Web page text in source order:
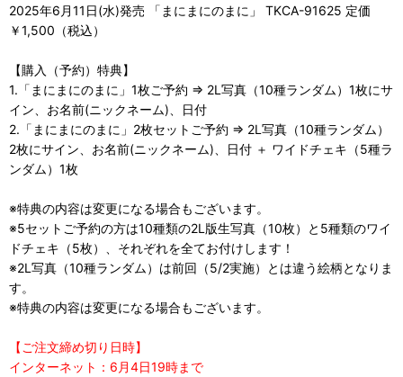
2025年6月11日(水)発売 「まにまにのまに」 TKCA-91625 定価
￥1,500（税込）
【購入（予約）特典】
1.「まにまにのまに」1枚ご予約 ⇒ 2L写真（10種ランダム）1枚にサ
イン、お名前(ニックネーム)、日付
2.「まにまにのまに」2枚セットご予約 ⇒ 2L写真（10種ランダム）
2枚にサイン、お名前(ニックネーム)、日付 ＋ ワイドチェキ（5種ラ
ンダム）1枚
※特典の内容は変更になる場合もございます。
※5セットご予約の方は10種類の2L版生写真（10枚）と5種類のワイ
ドチェキ（5枚）、それぞれを全てお付けします！
※2L写真（10種ランダム）は前回（5/2実施）とは違う絵柄となりま
す。
※特典の内容は変更になる場合もございます。
【ご注文締め切り日時】
インターネット：6月4日19時まで